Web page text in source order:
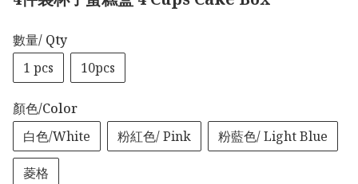
數量/ Qty
1 pcs
10pcs
顏色/Color
白色/White
粉紅色/ Pink 粉藍色/ Light Blue
菱格